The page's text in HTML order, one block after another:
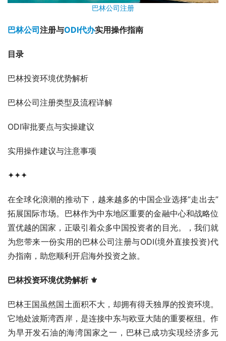
巴林公司注册
巴林公司注册与ODI代办实用操作指南
目录
巴林投资环境优势解析
巴林公司注册类型及流程详解
ODI审批要点与实操建议
实用操作建议与注意事项
✦✦✦
在全球化浪潮的推动下，越来越多的中国企业选择”走出去”
拓展国际市场。巴林作为中东地区重要的金融中心和战略位
置优越的国家，正吸引着众多中国投资者的目光。，我们就
为您带来一份实用的巴林公司注册与ODI(境外直接投资)代
办指南，助您顺利开启海外投资之旅。
巴林投资环境优势解析 ⚜️
巴林王国虽然国土面积不大，却拥有得天独厚的投资环境。
它地处波斯湾西岸，是连接中东与欧亚大陆的重要枢纽。作
为早开发石油的海湾国家之一，巴林已成功实现经济多元